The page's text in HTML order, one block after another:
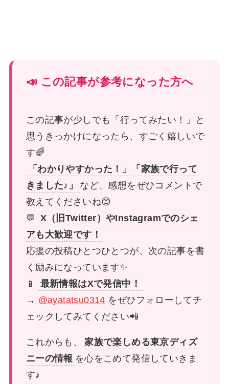
📣 この記事が参考になった方へ
この記事が少しでも「行ってみたい！」と
思うきっかけになったら、すごく嬉しいで
す🌈
「わかりやすかった！」「家族で行って
きました♪」
など、感想をぜひコメントで
教えてくださいね😊
💬 X（旧Twitter）やInstagramでのシェ
アも大歓迎です！
応援の投稿ひとつひとつが、次の記事を書
く励みになっています✨
📱
最新情報はXで発信中！
→ @ayatatsu0314 をぜひフォローしてチ
ェックしてみてください📲
これからも、
家族で楽しめる東京ディズ
ニーの情報 を心をこめて発信していきま
す♪